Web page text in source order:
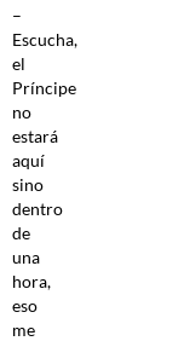
–
Escucha,
el
Príncipe
no
estará
aquí
sino
dentro
de
una
hora,
eso
me